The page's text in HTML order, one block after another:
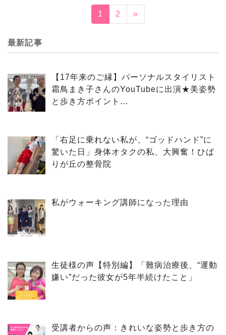
1 2 »
最新記事
【17年来のご縁】パーソナルスタイリスト
霜鳥まき子さんのYouTubeに出演★美姿勢
と歩き方ポイント…
「右足に乗れない私が、“ゴッドハンド”に
驚いた日」身体オタクの私、大興奮！ひば
りが丘の整骨院
私がウォーキング講師になった理由
生徒様の声【特別編】「難病治療後、“運動
嫌い”だった彼女が5年半続けたこと」
受講者からの声：きれいな姿勢と歩き方の